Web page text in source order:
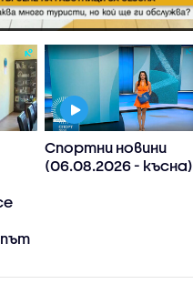
Спортни новини
(06.08.2026 - късна)